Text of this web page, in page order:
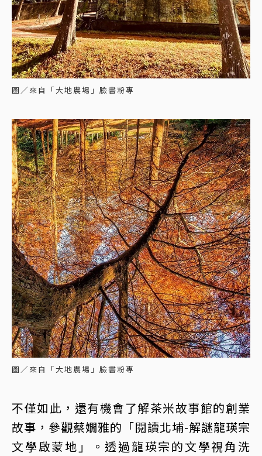
圖／來自「大地農場」臉書粉專
圖／來自「大地農場」臉書粉專
不僅如此，還有機會了解茶米故事館的創業
故事，參觀蔡嫺雅的「閱讀北埔-解謎龍瑛宗
文學啟蒙地」。透過龍瑛宗的文學視角洗